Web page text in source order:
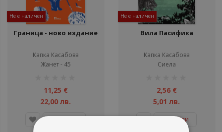
Не е наличен
Граница - ново издание
Капка Касабова
Жанет - 45
11,25 €
22,00 лв.
Детайли
Не е наличен
Вила Пасифика
Капка Касабова
Сиела
2,56 €
5,01 лв.
Детайли